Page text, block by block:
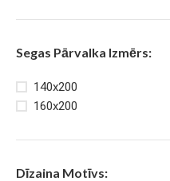
Segas Pārvalka Izmērs:
140x200
160x200
Dīzaina Motīvs: